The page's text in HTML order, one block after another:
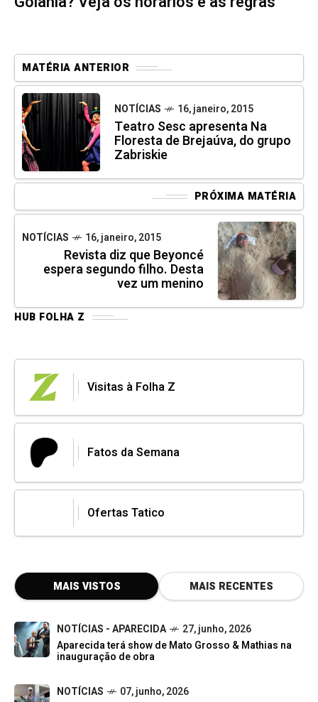
MATÉRIA ANTERIOR
NOTÍCIAS 16, janeiro, 2015
Teatro Sesc apresenta Na
Floresta de Brejaúva, do grupo
Zabriskie
PRÓXIMA MATÉRIA
NOTÍCIAS 16, janeiro, 2015
Revista diz que Beyoncé
espera segundo filho. Desta
vez um menino
HUB FOLHA Z
Visitas à Folha Z
Fatos da Semana
Ofertas Tatico
MAIS VISTOS MAIS RECENTES
NOTÍCIAS - APARECIDA
27, junho, 2026
Aparecida terá show de Mato Grosso & Mathias na
inauguração de obra
NOTÍCIAS
07, junho, 2026